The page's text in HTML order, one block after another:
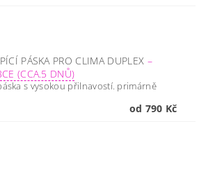
PÁSKA PRO CLIMA DUPLEX –
(CCA.5 DNŮ)
s vysokou přilnavostí. primárně
od 790 Kč